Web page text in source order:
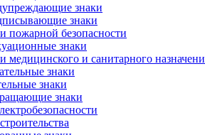
знаки
знаки
пожарной безопасности
знаки
медицинского и санитарного
знаки
знаки
знаки